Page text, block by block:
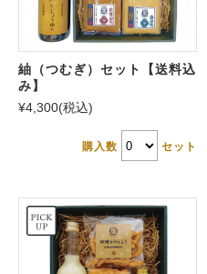
紬（つむぎ）セット【送料込
み】
¥4,300(税込)
購入数 セット